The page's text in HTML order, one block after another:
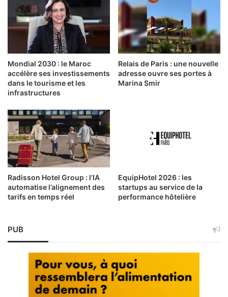
Mondial 2030 : le Maroc
accélère ses investissements
dans le tourisme et les
infrastructures
Relais de Paris : une nouvelle
adresse ouvre ses portes à
Marina Smir
Radisson Hotel Group : l’IA
automatise l’alignement des
tarifs en temps réel
EquipHotel 2026 : les
startups au service de la
performance hôtelière
PUB